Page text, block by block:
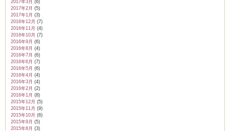
2017年3月 (6)
2017年2月 (5)
2017年1月 (3)
2016年12月 (7)
2016年11月 (4)
2016年10月 (7)
2016年9月 (6)
2016年8月 (4)
2016年7月 (6)
2016年6月 (7)
2016年5月 (6)
2016年4月 (4)
2016年3月 (4)
2016年2月 (2)
2016年1月 (8)
2015年12月 (5)
2015年11月 (9)
2015年10月 (6)
2015年9月 (5)
2015年8月 (3)